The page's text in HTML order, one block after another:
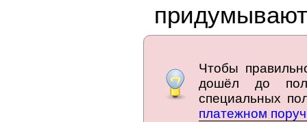
Чтобы
дошёл до
специальных
платежном